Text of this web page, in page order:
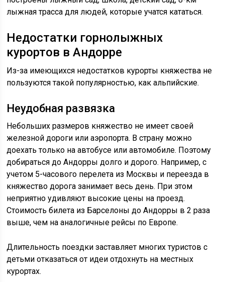
лыжная трасса для людей, которые учатся кататься.
Недостатки горнолыжных
курортов в Андорре
Из-за имеющихся недостатков курорты княжества не
пользуются такой популярностью, как альпийские.
Неудобная развязка
Небольших размеров княжество не имеет своей
железной дороги или аэропорта. В страну можно
доехать только на автобусе или автомобиле. Поэтому
добираться до Андорры долго и дорого. Например, с
учетом 5-часового перелета из Москвы и переезда в
княжество дорога занимает весь день. При этом
неприятно удивляют высокие цены на проезд.
Стоимость билета из Барселоны до Андорры в 2 раза
выше, чем на аналогичные рейсы по Европе.
Длительность поездки заставляет многих туристов с
детьми отказаться от идеи отдохнуть на местных
курортах.